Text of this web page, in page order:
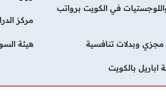
في الكويت برواتب
وبدلات تنافسية
بالكويت
مركز
هيئة